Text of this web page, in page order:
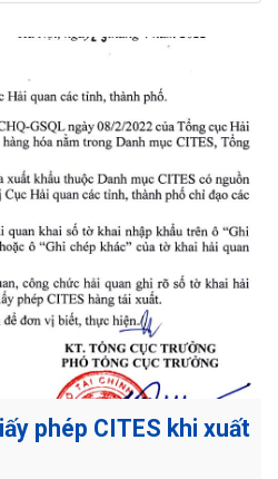
phép CITES khi xuất